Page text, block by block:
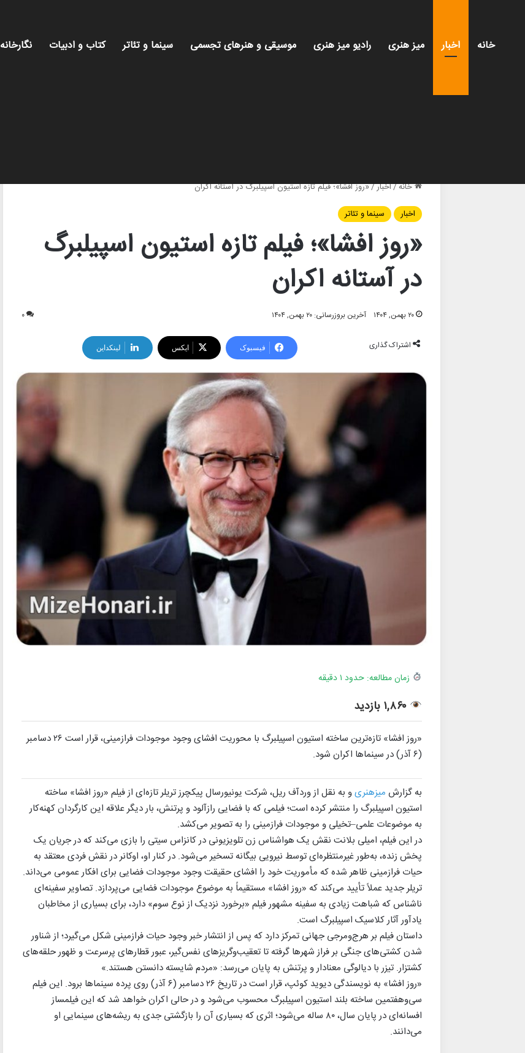
خانه اخبار میز هنری رادیو میز هنری موسیقی و هنرهای تجسمی سینما و تئاتر کتاب و ادبیات نگارخانه
خانه/اخبار/«روز افشا»؛ فیلم تازه استیون اسپیلبرگ در آستانه اکران
اخبار
سینما و تئاتر
«روز افشا»؛ فیلم تازه استیون اسپیلبرگ
در آستانه اکران
۲۰ بهمن, ۱۴۰۴ آخرین بروزرسانی: ۲۰ بهمن, ۱۴۰۴ ۰
اشتراک گذاری فیسبوک ایکس لینکداین
زمان مطالعه: حدود ۱ دقیقه
۱,۸۶۰ بازدید
«روز افشا» تازه‌ترین ساخته استیون اسپیلبرگ با محوریت افشای وجود موجودات فرازمینی، قرار است ۲۶ دسامبر
(۶ آذر) در سینماها اکران شود.
به گزارش میزهنریو به نقل از وردآف ریل، شرکت یونیورسال پیکچرز تریلر تازه‌ای از فیلم «روز افشا» ساخته
استیون اسپیلبرگ را منتشر کرده است؛ فیلمی که با فضایی رازآلود و پرتنش، بار دیگر علاقه این کارگردان کهنه‌کار
به موضوعات علمی‌–تخیلی و موجودات فرازمینی را به تصویر می‌کشد.
در این فیلم، امیلی بلانت نقش یک هواشناس زن تلویزیونی در کانزاس سیتی را بازی می‌کند که در جریان یک
پخش زنده، به‌طور غیرمنتظره‌ای توسط نیرویی بیگانه تسخیر می‌شود. در کنار او، اوکانر در نقش فردی معتقد به
حیات فرازمینی ظاهر شده که مأموریت خود را افشای حقیقت وجود موجودات فضایی برای افکار عمومی می‌داند.
تریلر جدید عملاً تأیید می‌کند که «روز افشا» مستقیماً به موضوع موجودات فضایی می‌پردازد. تصاویر سفینه‌ای
ناشناس که شباهت زیادی به سفینه مشهور فیلم «برخورد نزدیک از نوع سوم» دارد، برای بسیاری از مخاطبان
یادآور آثار کلاسیک اسپیلبرگ است.
داستان فیلم بر هرج‌ومرجی جهانی تمرکز دارد که پس از انتشار خبر وجود حیات فرازمینی شکل می‌گیرد؛ از شناور
شدن کشتی‌های جنگی بر فراز شهرها گرفته تا تعقیب‌وگریزهای نفس‌گیر، عبور قطارهای پرسرعت و ظهور حلقه‌های
کشتزار. تیزر با دیالوگی معنادار و پرتنش به پایان می‌رسد: «مردم شایسته دانستن هستند.»
«روز افشا» به نویسندگی دیوید کوئپ، قرار است در تاریخ ۲۶ دسامبر (۶ آذر) روی پرده سینماها برود. این فیلم
سی‌وهفتمین ساخته بلند استیون اسپیلبرگ محسوب می‌شود و در حالی اکران خواهد شد که این فیلمساز
افسانه‌ای در پایان سال، ۸۰ ساله می‌شود؛ اثری که بسیاری آن را بازگشتی جدی به ریشه‌های سینمایی او
می‌دانند.